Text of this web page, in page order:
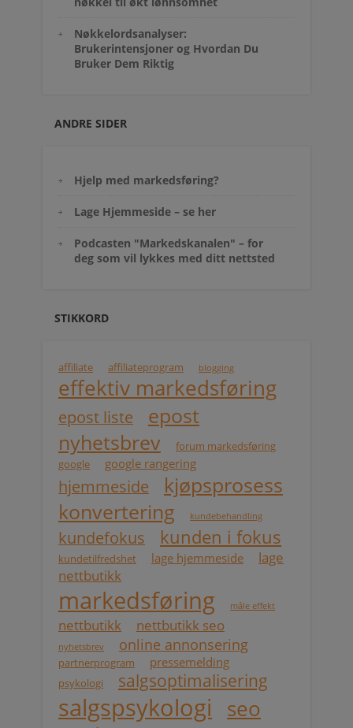
Nøkkelordsanalyser:
Brukerintensjoner og Hvordan Du
Bruker Dem Riktig
ANDRE SIDER
Hjelp med markedsføring?
Lage Hjemmeside – se her
Podcasten "Markedskanalen" – for
deg som vil lykkes med ditt nettsted
STIKKORD
affiliate affiliateprogram blogging
effektiv markedsføring
epost liste
epost
nyhetsbrev
forum markedsføring
google
google rangering
hjemmeside
kjøpsprosess
konvertering
kundebehandling
kundefokus kunden i fokus
kundetilfredshet lage hjemmeside
lage
nettbutikk
markedsføring måle effekt
nettbutikk nettbutikk seo
nyhetsbrev online annonsering
partnerprogram pressemelding
psykologi salgsoptimalisering
salgspsykologi seo